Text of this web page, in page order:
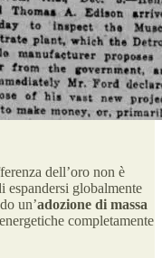
dell’oro non è
espandersi globalmente
un’adozione di massa
energetiche completamente